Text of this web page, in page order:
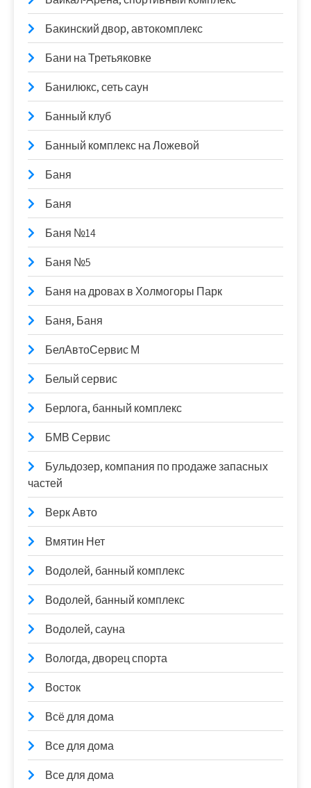
Бакинский двор, автокомплекс
Бани на Третьяковке
Банилюкс, сеть саун
Банный клуб
Банный комплекс на Ложевой
Баня
Баня
Баня №14
Баня №5
Баня на дровах в Холмогоры Парк
Баня, Баня
БелАвтоСервис М
Белый сервис
Берлога, банный комплекс
БМВ Сервис
Бульдозер, компания по продаже запасных
частей
Верк Авто
Вмятин Нет
Водолей, банный комплекс
Водолей, банный комплекс
Водолей, сауна
Вологда, дворец спорта
Восток
Всё для дома
Все для дома
Все для дома